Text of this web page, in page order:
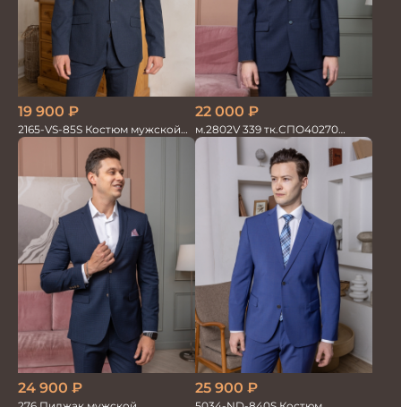
19 900 ₽
2165-VS-85S Костюм мужской
двойка
22 000 ₽
м.2802V 339 тк.СПО40270
Костюм мужской
24 900 ₽ 25 900 ₽